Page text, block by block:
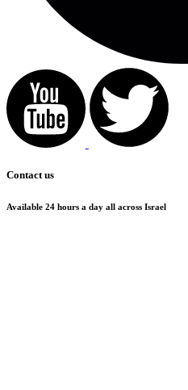
Contact us
Available 24 hours a day all across Israel